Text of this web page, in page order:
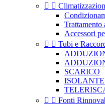
 
Trattamento
Accessori
  Tubi e
SCARICO
ISOLANTE
  Fonti